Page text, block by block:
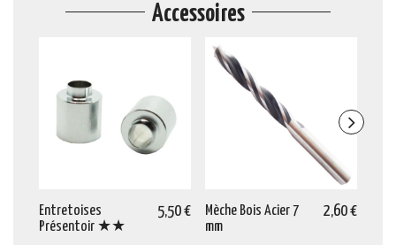
Accessoires
Entretoises
Présentoir ★★
5,50 €
Mèche Bois Acier 7
mm
2,60 €